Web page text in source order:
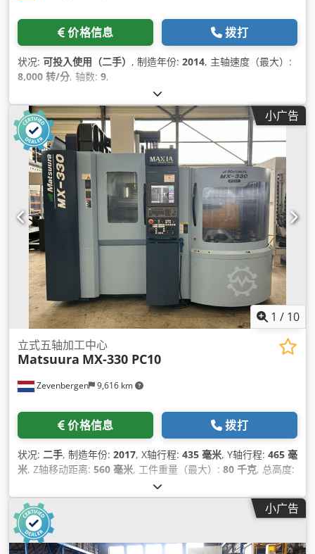
价格信息 拨打
状况: 可投入使用（二手） , 制造年份: 2014, 主轴速度（最大）:
8,000 转/分, 轴数: 9,
小广告
1 / 10
Zevenbergen 9,616 km
立式五轴加工中心
Matsuura MX-330 PC10
价格信息 拨打
状况: 二手, 制造年份: 2017, X轴行程: 435 毫米, Y轴行程: 465 毫
米, Z轴移动距离: 560 毫米, 工件重量（最大）: 80 千克, 总高度:
3,360 毫米, 总宽度:
8,500 千克, 主轴端头:MAS BBT 40,
小广告